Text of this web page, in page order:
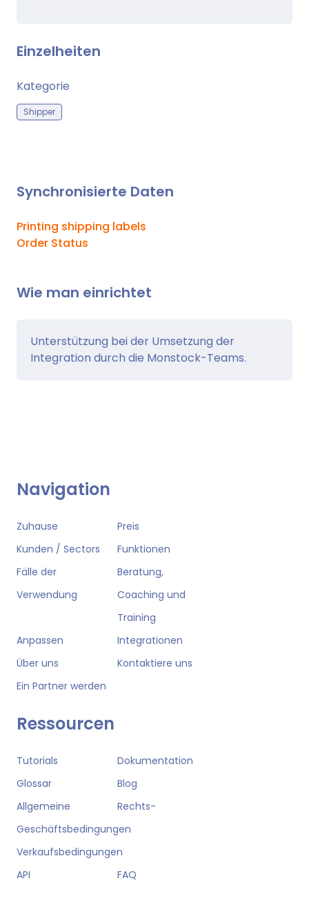
Einzelheiten
Kategorie
Shipper
Synchronisierte Daten
Printing shipping labels
Order Status
Wie man einrichtet
Unterstützung bei der Umsetzung der
Integration durch die Monstock-Teams.
Navigation
Zuhause
Preis
Kunden / Sectors
Funktionen
Fälle der
Verwendung
Beratung,
Coaching und
Training
Anpassen
Integrationen
Über uns
Kontaktiere uns
Ein Partner werden
Ressourcen
Tutorials
Dokumentation
Glossar
Blog
Allgemeine
Geschäftsbedingungen
Verkaufsbedingungen
Rechts-
API FAQ